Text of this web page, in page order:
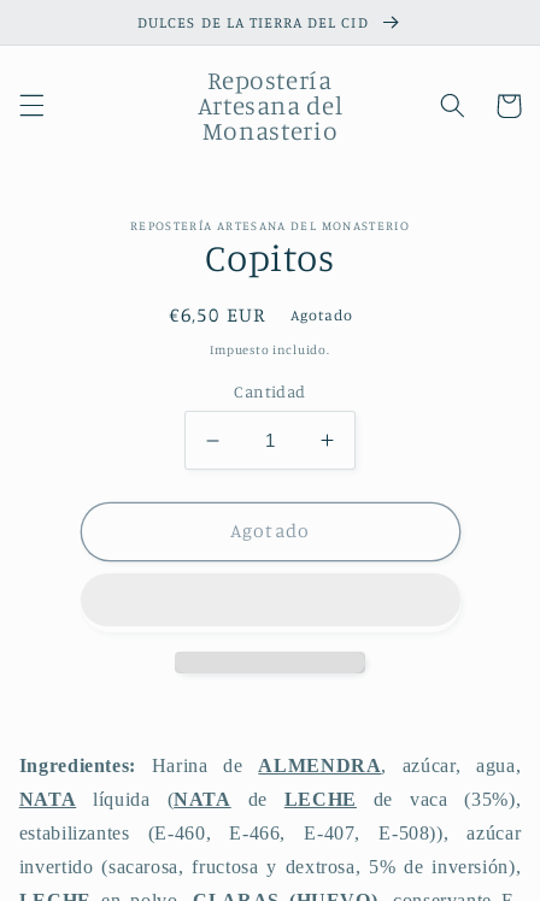
directamente
al contenido
DULCES DE LA TIERRA DEL CID
Repostería
Artesana del
Monasterio
Carrito
REPOSTERÍA ARTESANA DEL MONASTERIO
Copitos
Precio
habitual
€6,50 EUR Agotado
Impuesto incluido.
Cantidad
Reducir
cantidad
para
Copitos
Aumentar
cantidad
para
Agotado
Ingredientes: Harina de ALMENDRA, azúcar, agua,
NATA líquida (NATA de LECHE
de vaca (35%),
estabilizantes (E-460, E-466, E-407, E-508)),azúcar
invertido(sacarosa, fructosa y dextrosa, 5% de inversión),